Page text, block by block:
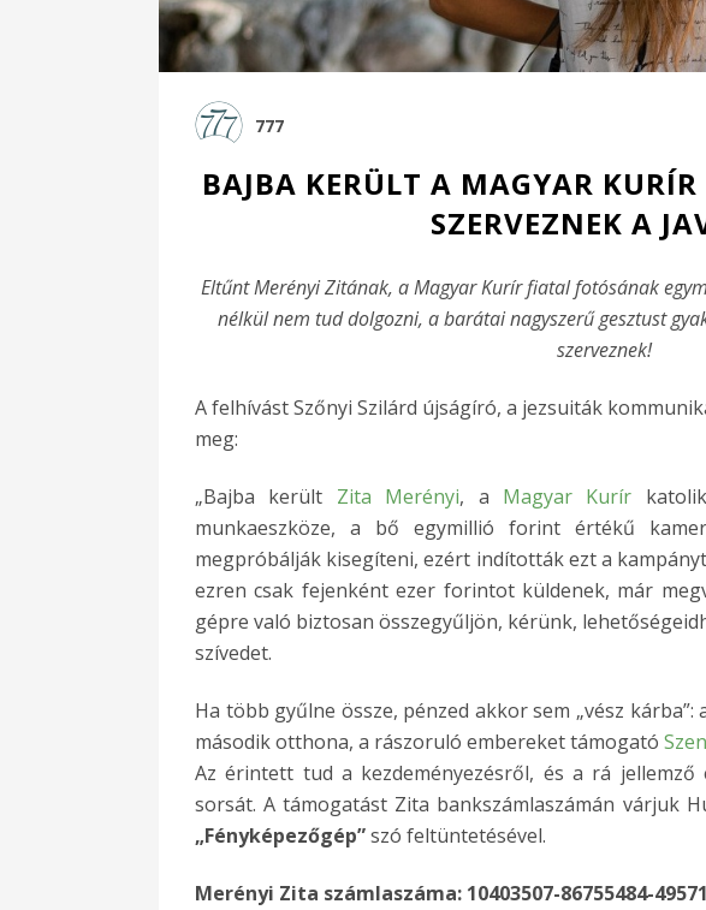
777
BAJBA KERÜLT A MAGYAR KURÍR
SZERVEZNEK A
Eltűnt Merényi Zitának, a Magyar Kurír fiatal fotósának
nélkül nem tud dolgozni, a barátai nagyszerű gesztust
szerveznek!
A felhívást Szőnyi Szilárd újságíró, a jezsuiták
meg:
„Bajba került Zita Merényi, a Magyar Kurír
munkaeszköze, a bő egymillió forint értékű
megpróbálják kisegíteni, ezért indították ezt a
ezren csak fejenként ezer forintot küldenek, már
gépre való biztosan összegyűljön, kérünk,
szívedet.
Ha több gyűlne össze, pénzed akkor sem „vész
második otthona, a rászoruló embereket támogató
Az érintett tud a kezdeményezésről, és a rá
sorsát. A támogatást Zita bankszámlaszámán várjuk
„Fényképezőgép”szó feltüntetésével.
Merényi Zita számlaszáma: 10403507-86755484-